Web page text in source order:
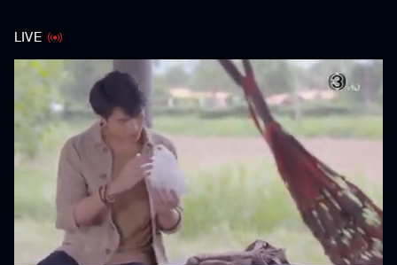
LIVE
UnmuteStream Settings